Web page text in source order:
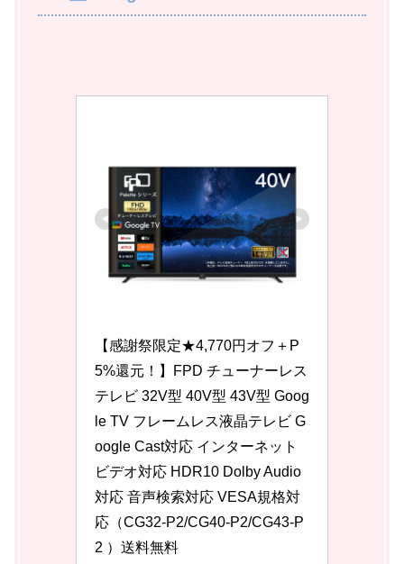
【感謝祭限定★4,770円オフ＋P
5%還元！】FPD チューナーレス
テレビ 32V型 40V型 43V型 Goog
le TV フレームレス液晶テレビ G
oogle Cast対応 インターネット
ビデオ対応 HDR10 Dolby Audio
対応 音声検索対応 VESA規格対
応（CG32-P2/CG40-P2/CG43-P
2 ）送料無料